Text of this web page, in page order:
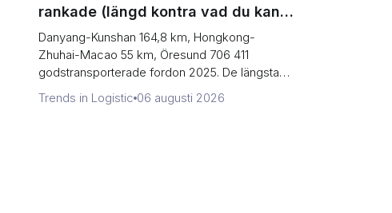
rankade (längd kontra vad du kan
köra över)
Danyang-Kunshan 164,8 km, Hongkong-
Zhuhai-Macao 55 km, Öresund 706 411
godstransporterade fordon 2025. De längsta
broarn...
Trends in Logistic 06 augusti 2026